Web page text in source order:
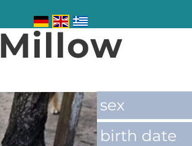
Millow
sex
birth date